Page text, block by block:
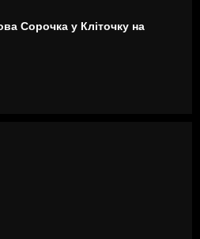
Сорочка у Кліточку на